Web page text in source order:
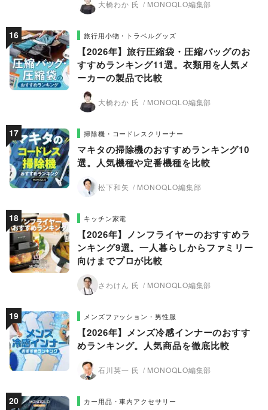
大橋わか 氏 MONOQLO編集部
旅行用小物・トラベルグッズ
【2026年】旅行圧縮袋・圧縮バッグのお
すすめランキング11選。衣類用を人気メ
ーカーの製品で比較
大橋わか 氏 MONOQLO編集部
掃除機・コードレスクリーナー
マキタの掃除機のおすすめランキング10
選。人気機種や定番機種を比較
松下和矢 MONOQLO編集部
キッチン家電
【2026年】ノンフライヤーのおすすめラ
ンキング9選。一人暮らしからファミリー
向けまでプロが比較
さわけん 氏 MONOQLO編集部
メンズファッション・男性服
【2026年】メンズ冷感インナーのおすす
めランキング。人気商品を徹底比較
石川英一 氏 MONOQLO編集部
カー用品・車内アクセサリー